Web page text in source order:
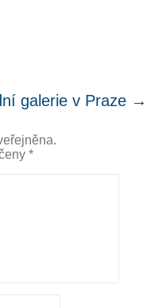
galerie v Praze →
*